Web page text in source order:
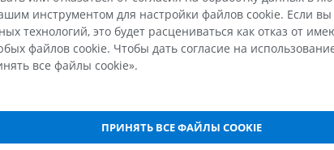
MPT
ПРЕМИУМ
ПРЕМИУМ
MPT
инструментом для настройки файлов cookie. Если вы
технологий, это будет расцениваться как отказ от
файлов cookie. Чтобы дать согласие на
все файлы cookie».
ПРИНЯТЬ ВСЕ ФАЙЛЫ COOKIE